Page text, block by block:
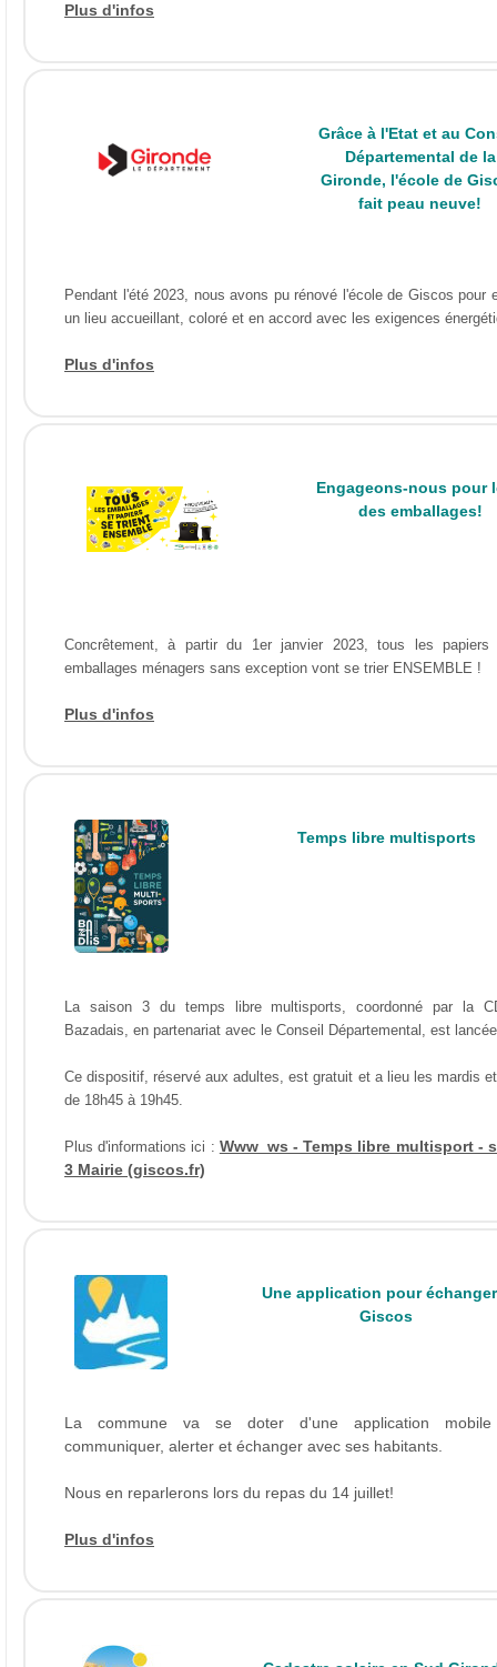
Plus d'infos
Grâce à l'Etat et au
Départemental de la
Gironde, l'école de
fait peau neuve!
Pendant l'été 2023, nous avons pu rénové l'école de Giscos pour
un lieu accueillant, coloré et en accord avec les exigences
Plus d'infos
Engageons-nous pour
des emballages!
Concrêtement, à partir du 1er janvier 2023, tous les
emballages ménagers sans exception vont se trier ENSEMBLE !
Plus d'infos
Temps libre multisports
La saison 3 du temps libre multisports, coordonné par la
Bazadais, en partenariat avec le Conseil Départemental, est
Ce dispositif, réservé aux adultes, est gratuit et a lieu les mardis
de 18h45 à 19h45.
Plus d'informations ici : Www_ws - Temps libre multisport -
3 Mairie (giscos.fr)
Une application pour
Giscos
La commune va se doter d'une application
communiquer, alerter et échanger avec ses habitants.
Nous en reparlerons lors du repas du 14 juillet!
Plus d'infos